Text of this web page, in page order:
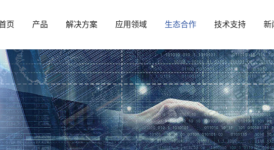
页 产品 解决方案 应用领域 生态合作 技术支持 新